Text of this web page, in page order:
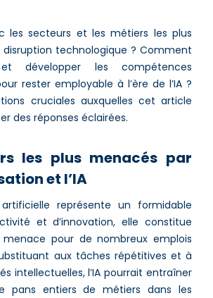
les secteurs et les métiers les plus
technologique ? Comment
développer les compétences
rester employable à l’ère de l’IA ?
cruciales auxquelles cet article
des réponses éclairées.
les plus menacés par
et l’IA
artificielle représente un formidable
et d’innovation, elle constitue
pour de nombreux emplois
aux tâches répétitives et à
intellectuelles, l’IA pourrait entraîner
pans entiers de métiers dans les